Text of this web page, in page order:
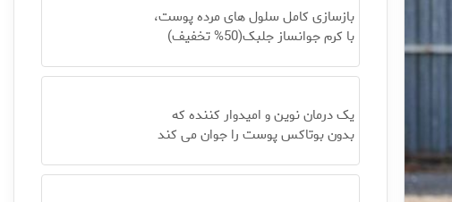
بازسازی کامل سلول های مرده پوست،
با کرم جوانساز جلبک(50% تخفیف)
یک درمان نوین و امیدوار کننده که
بدون بوتاکس پوست را جوان می کند